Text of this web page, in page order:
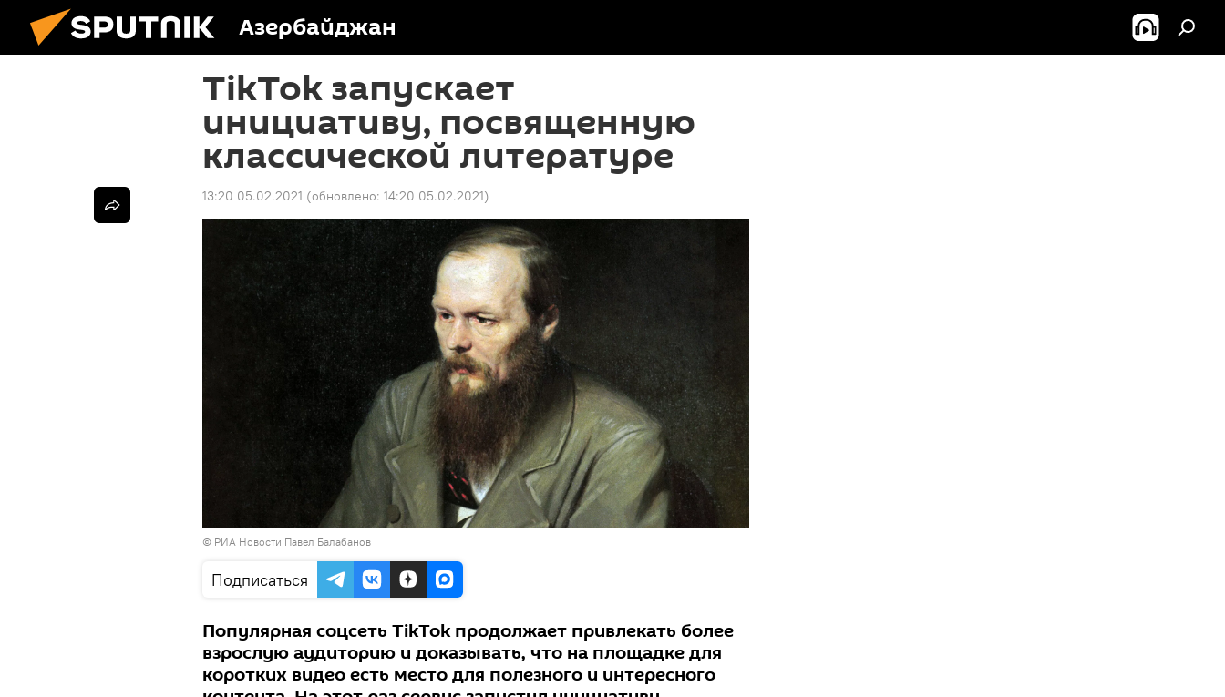
Азербайджан
TikTok запускает
инициативу, посвященную
классической литературе
13:20 05.02.2021 (обновлено: 14:20 05.02.2021)
© РИА Новости Павел Балабанов
Подписаться
Популярная соцсеть TikTok продолжает привлекать более
взрослую аудиторию и доказывать, что на площадке для
коротких видео есть место для полезного и интересного